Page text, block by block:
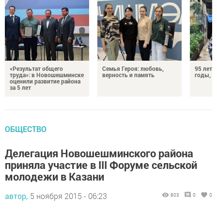
«Результат общего
труда»: в Новошешминске
оценили развитие района
за 5 лет
Семья Героя: любовь,
верность и память
95 лет
годы,
ОБЩЕСТВО
Делегация Новошешминского района
приняла участие в III Форуме сельской
молодежи в Казани
автор, 5 ноября 2015 - 06:23 803 0 0